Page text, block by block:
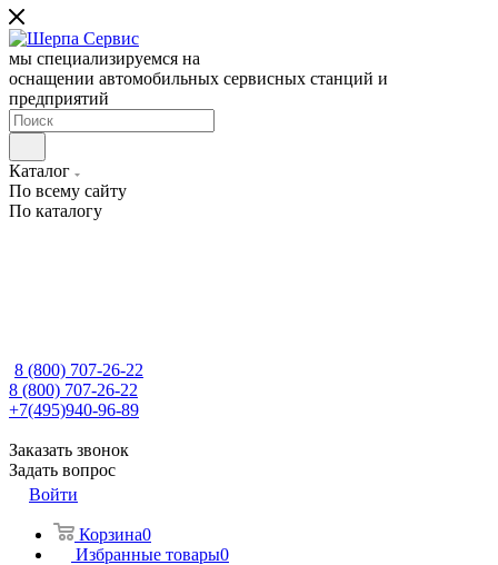
мы специализируемся на
оснащении автомобильных сервисных станций и
предприятий
Каталог
По всему сайту
По каталогу
8 (800) 707-26-22
8 (800) 707-26-22
+7(495)940-96-89
Заказать звонок
Задать вопрос
Войти
Корзина0
Избранные товары0